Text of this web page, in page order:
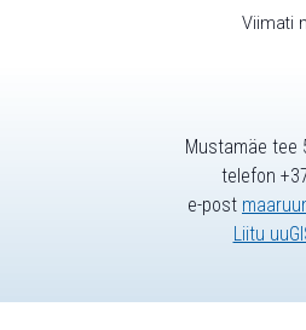
Viimati
Mustamäe tee
telefon
e-post
Liitu